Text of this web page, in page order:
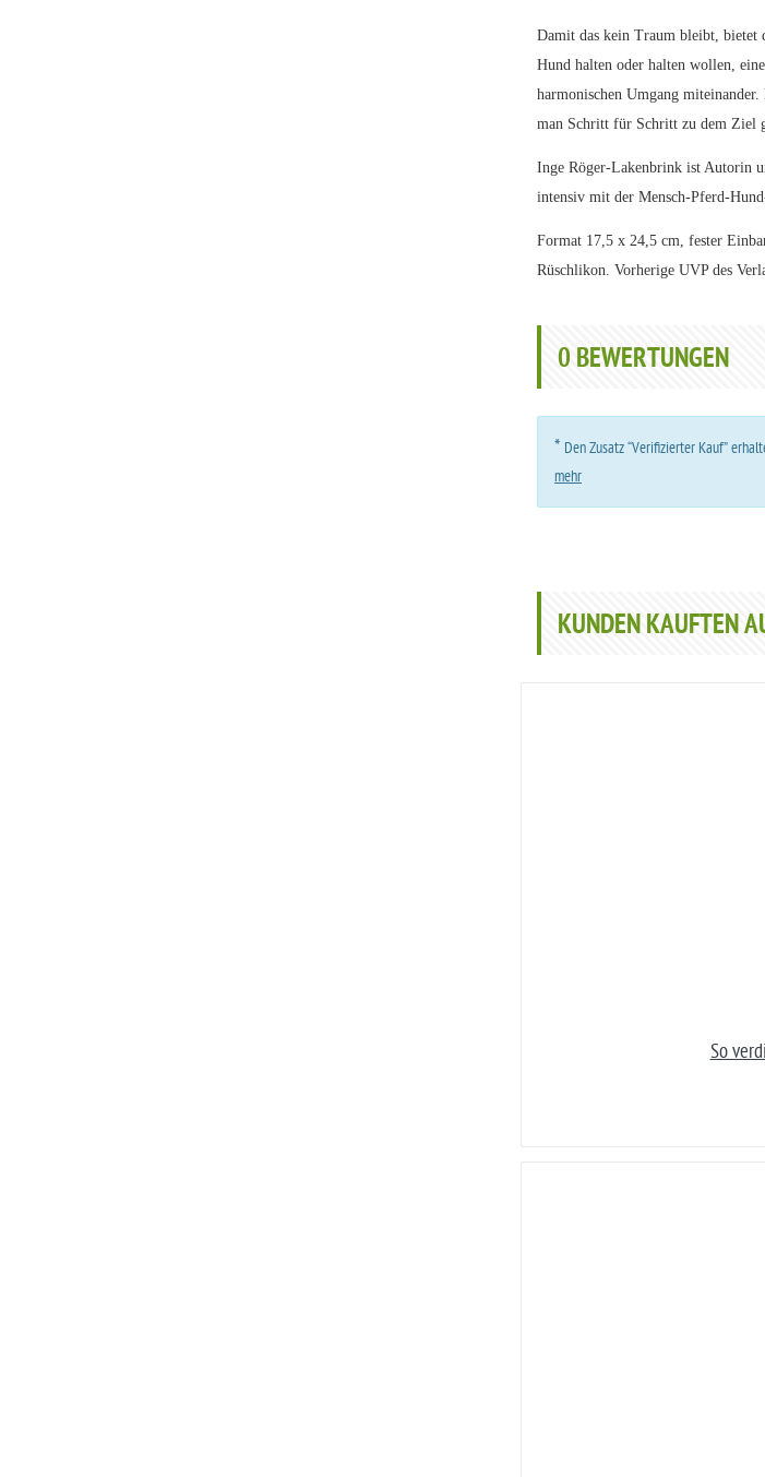
Damit das kein Traum bleibt, bietet
Hund halten oder halten wollen,
harmonischen Umgang
man Schritt für Schritt zu dem Ziel
Inge Röger-Lakenbrink ist Autorin
intensiv mit der Mensch-Pferd-
Format 17,5 x 24,5 cm, fester
Rüschlikon. Vorherige UVP des
0 BEWERTUNGEN
* Den Zusatz “Verifizierter Kauf”
mehr
KUNDEN KAUFTEN
So